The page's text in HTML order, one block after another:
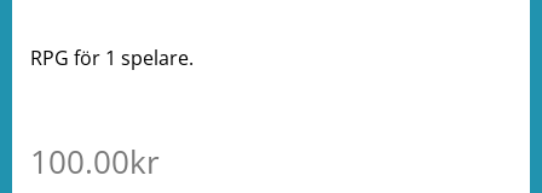
RPG för 1 spelare.
100.00kr